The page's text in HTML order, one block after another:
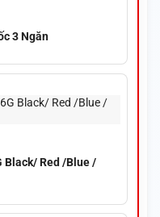
3 Ngăn
Black/ Red /Blue /